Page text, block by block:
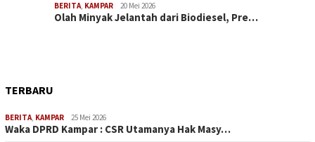
BERITA, KAMPAR 20 Mei 2026
Olah Minyak Jelantah dari Biodiesel, Pre…
TERBARU
BERITA, KAMPAR 25 Mei 2026
Waka DPRD Kampar : CSR Utamanya Hak Masy…